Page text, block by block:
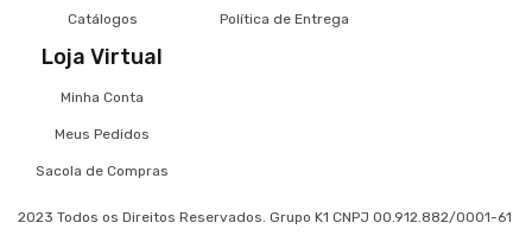
Catálogos Política de Entrega
Loja Virtual
Minha Conta
Meus Pedidos
Sacola de Compras
2023 Todos os Direitos Reservados. Grupo K1 CNPJ 00.912.882/0001-61